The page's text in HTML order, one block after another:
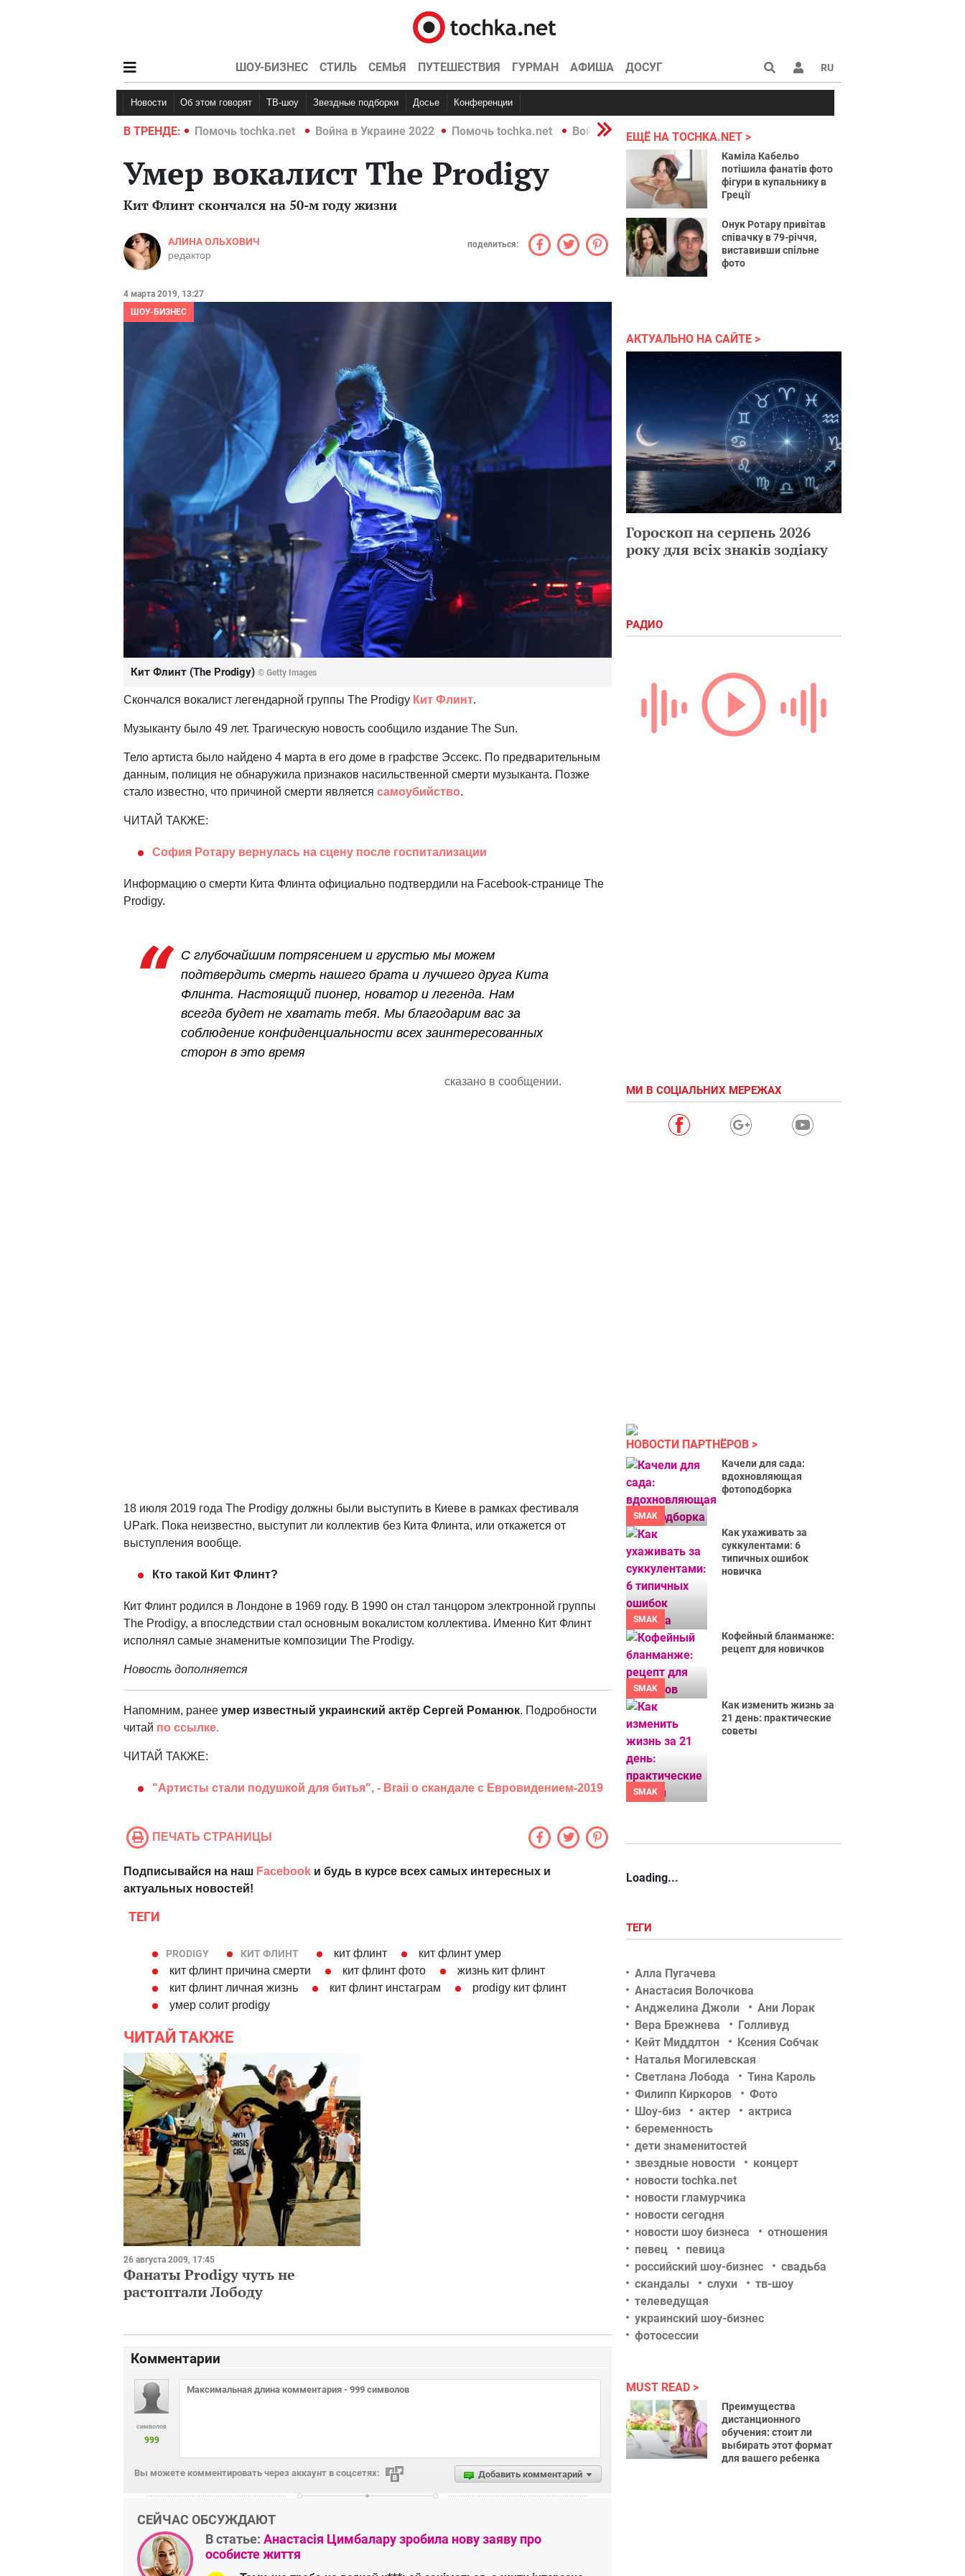
ШОУ-БИЗНЕС СТИЛЬ СЕМЬЯ ПУТЕШЕСТВИЯ ГУРМАН АФИША ДОСУГ RU
Новости Об этом говорят ТВ-шоу Звездные подборки Досье Конференции
В ТРЕНДЕ:
Война в Украине 2022 Помочь tochka.net Война в Украине 2022 Помочь tochka.net Война в Украине 2022
Умер вокалист The Prodigy
Кит Флинт скончался на 50-м году жизни
АЛИНА ОЛЬХОВИЧ
редактор
поделиться:
4 марта 2019, 13:27
ШОУ-БИЗНЕС
Кит Флинт (The Prodigy) © Getty Images
Скончался вокалист легендарной группы The Prodigy Кит Флинт.
Музыканту было 49 лет. Трагическую новость сообщило издание The Sun.
Тело артиста было найдено 4 марта в его доме в графстве Эссекс. По предварительным
данным, полиция не обнаружила признаков насильственной смерти музыканта. Позже
стало известно, что причиной смерти является самоубийство.
ЧИТАЙ ТАКЖЕ:
София Ротару вернулась на сцену после госпитализации
Информацию о смерти Кита Флинта официально подтвердили на Facebook-странице The
Prodigy.
С глубочайшим потрясением и грустью мы можем
подтвердить смерть нашего брата и лучшего друга Кита
Флинта. Настоящий пионер, новатор и легенда. Нам
всегда будет не хватать тебя. Мы благодарим вас за
соблюдение конфиденциальности всех заинтересованных
сторон в это время
сказано в сообщении.
18 июля 2019 года The Prodigy должны были выступить в Киеве в рамках фестиваля
UPark. Пока неизвестно, выступит ли коллектив без Кита Флинта, или откажется от
выступления вообще.
Кто такой Кит Флинт?
Кит Флинт родился в Лондоне в 1969 году. В 1990 он стал танцором электронной группы
The Prodigy, а впоследствии стал основным вокалистом коллектива. Именно Кит Флинт
исполнял самые знаменитые композиции The Prodigy.
Новость дополняется
Напомним, ранее умер известный украинский актёр Сергей Романюк. Подробности
читай по ссылке.
ЧИТАЙ ТАКЖЕ:
"Артисты стали подушкой для битья", - Braii о скандале с Евровидением-2019
ПЕЧАТЬ СТРАНИЦЫ
Подписывайся на наш Facebook и будь в курсе всех самых интересных и
актуальных новостей!
ТЕГИ
PRODIGY КИТ ФЛИНТ кит флинт
кит флинт умер
кит флинт причина смерти
кит флинт фото
жизнь кит флинт
кит флинт личная жизнь
кит флинт инстаграм
prodigy кит флинт
умер солит prodigy
ЧИТАЙ ТАКЖЕ
26 августа 2009, 17:45
Фанаты Prodigy чуть не
растоптали Лободу
Комментарии
символов
999
Добавить комментарий
Вы можете комментировать через аккаунт в соцсетях:
СЕЙЧАС ОБСУЖДАЮТ
В статье: Анастасія Цимбалару зробила нову заяву про
особисте життя
ЕЩЁ НА TOCHKA.NET
Каміла Кабельо
потішила фанатів фото
фігури в купальнику в
Греції
Онук Ротару привітав
співачку в 79-річчя,
виставивши спільне
фото
АКТУАЛЬНО НА САЙТЕ
Гороскоп на серпень 2026
року для всіх знаків зодіаку
РАДИО
МИ В СОЦІАЛЬНИХ МЕРЕЖАХ
НОВОСТИ ПАРТНЁРОВ
SMAK
Качели для сада:
вдохновляющая
фотоподборка
SMAK
Как ухаживать за
суккулентами: 6
типичных ошибок
новичка
SMAK
Кофейный бланманже:
рецепт для новичков
SMAK
Как изменить жизнь за
21 день: практические
советы
Loading...
ТЕГИ
Алла Пугачева
Анастасия Волочкова
Анджелина Джоли
Ани Лорак
Вера Брежнева
Голливуд
Кейт Миддлтон
Ксения Собчак
Наталья Могилевская
Светлана Лобода
Тина Кароль
Филипп Киркоров
Фото
Шоу-биз
актер
актриса
беременность
дети знаменитостей
звездные новости
концерт
новости tochka.net
новости гламурчика
новости сегодня
новости шоу бизнеса
отношения
певец
певица
российский шоу-бизнес
свадьба
скандалы
слухи
тв-шоу
телеведущая
украинский шоу-бизнес
фотосессии
MUST READ
Преимущества
дистанционного
обучения: стоит ли
выбирать этот формат
для вашего ребенка